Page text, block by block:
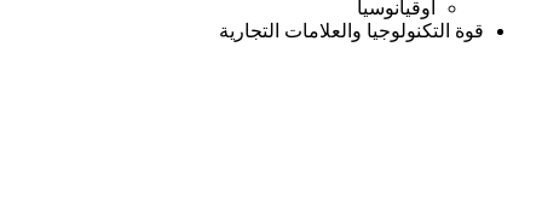
أوقيانوسيا
قوة التكنولوجيا والعلامات التجارية